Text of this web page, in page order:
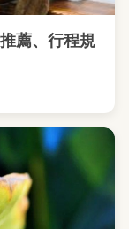
薦、行程規